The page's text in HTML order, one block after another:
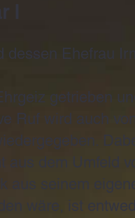
I
dessen Ehefrau
getrieben
Ruf wird auch
dem Umfeld
seinem
wäre, ist